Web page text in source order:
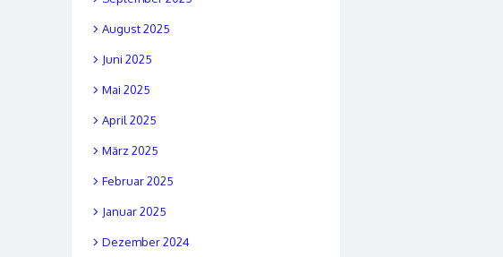
August 2025
Juni 2025
Mai 2025
April 2025
März 2025
Februar 2025
Januar 2025
Dezember 2024